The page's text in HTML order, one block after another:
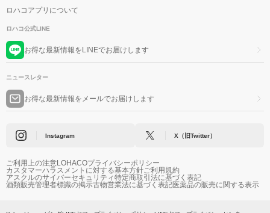
ロハコアプリについて
ロハコ公式LINE
お得な最新情報をLINEでお届けします
ニュースレター
お得な最新情報をメールでお届けします
Instagram X（旧Twitter）
ご利用上の注意LOHACOプライバシーポリシー
カスタマーハラスメントに対する基本方針ご利用規約
アスクルのサイバーセキュリティ特定商取引法に基づく表記
酒類販売管理者標識の掲示古物営業法に基づく表記医薬品の販売に関する表示